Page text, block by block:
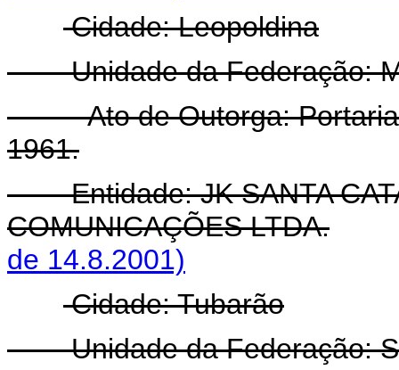
Cidade: Leopoldina
Unidade da Federação:
- Ato de Outorga: Portaria
1961.
Entidade: JK SANTA
COMUNICAÇÕES LTDA.
de 14.8.2001)
Cidade: Tubarão
Unidade da Federação: